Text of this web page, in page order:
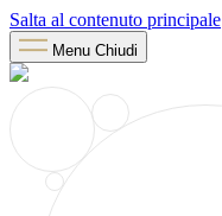
Salta al contenuto principale
Menu Chiudi